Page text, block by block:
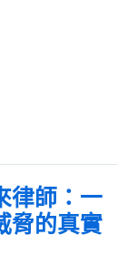
律師：一
脅的真實